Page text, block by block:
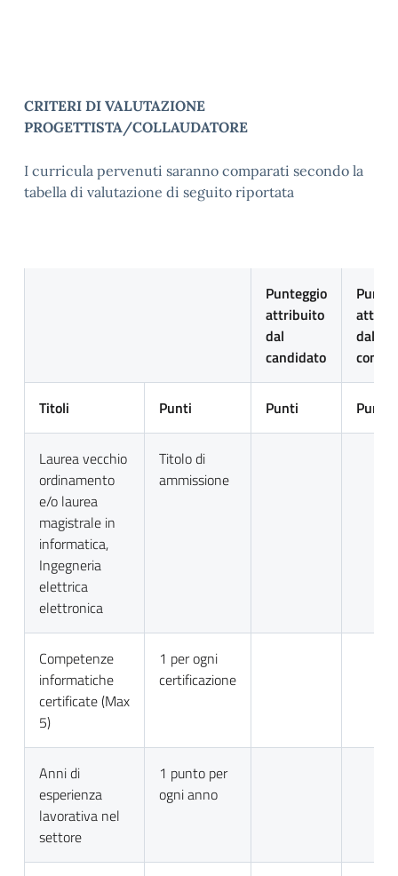
CRITERI DI VALUTAZIONE
PROGETTISTA/COLLAUDATORE
I curricula pervenuti saranno comparati secondo la
tabella di valutazione di seguito riportata
Punteggio
attribuito
dal
candidato
dalla
Titoli Punti Punti Punti
Laurea vecchio
ordinamento
e/o laurea
magistrale in
informatica,
Ingegneria
elettrica
elettronica
Titolo di
ammissione
Competenze
informatiche
certificate (Max
5)
1 per ogni
certificazione
Anni di
esperienza
lavorativa nel
settore
1 punto per
ogni anno